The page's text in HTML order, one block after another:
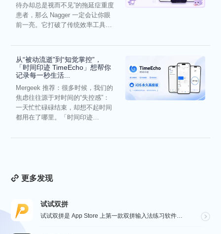
待办却总是视而不见”的拖延症重度
患者，那么 Nagger 一定会让你眼
前一亮。它打破了传统效率工具冰
从“被动流逝”到“知觉掌控”，
「时间印迹 TimeEcho」想帮你
记录每一秒生活...
Mergeek 推荐：很多时候，我们的
焦虑往往源于对时间的“失控感”：
一天忙忙碌碌结束，却想不起时间
都用在了哪里。「时间印迹
更多发现
试试双拼
试试双拼是 App Store 上第一款双拼输入法练习软件，通过这个软件你能方便的学习双拼规则，练习...